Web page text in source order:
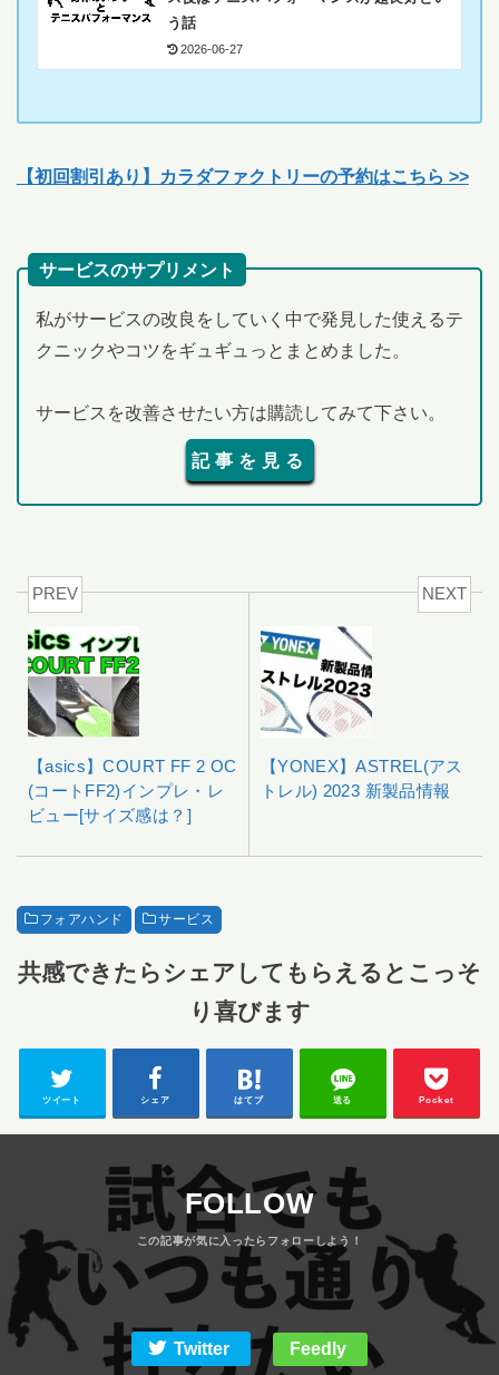
う話
2026-06-27
【初回割引あり】カラダファクトリーの予約はこちら >>
サービスのサプリメント
私がサービスの改良をしていく中で発見した使えるテ
クニックやコツをギュギュっとまとめました。
サービスを改善させたい方は購読してみて下さい。
記事を見る
PREV
【asics】COURT FF 2 OC
(コートFF2)インプレ・レ
ビュー[サイズ感は？]
NEXT
【YONEX】ASTREL(アス
トレル) 2023 新製品情報
フォアハンド サービス
共感できたらシェアしてもらえるとこっそ
り喜びます
ツイート シェア はてブ 送る Pocket
FOLLOW
Twitter Feedly